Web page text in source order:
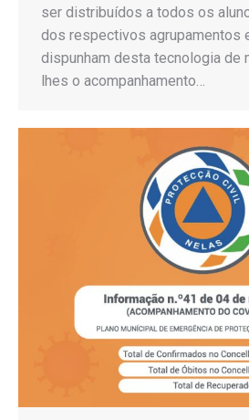
ser distribuídos a todos os
dos respectivos agrupamentos
dispunham desta tecnologia de
lhes o acompanhamento…